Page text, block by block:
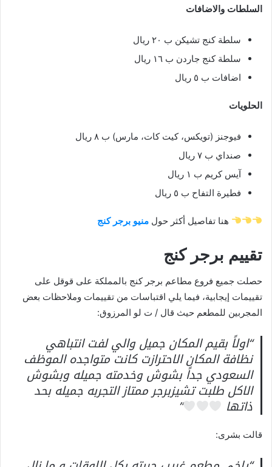
السلطات والاضافات
سلطة كنج تشيكن ب ٢٠ ريال
سلطة كنج جاردن ب ١٦ ريال
اضافات ب ٥ ريال
الحلويات
فيوجنز (تويكس، كيت كات، مارس) ب ٨ ريال
صنداي ب ٧ ريال
آيس كريم ب ١ ريال
فطيرة التفاح ب ٥ ريال
هنا تفاصيل أكثر حولمنيو برجر كنج
تقييم برجر كنج
حصلت جميع فروع مطاعم برجر كنج بالمملكة على قوقل على
تقييمات إيجابية، فيما يلي اقتباسات من تقييمات وملاحظات بعض
المجربين للمطعم حيث قال / ت لو المرزوق:
“اولاً بقيم المكان جميل والي لفت انتباهي
نظافة المكان الاحترازت كانت متواجده الموظف
السعودي جداً بشوش وخدمته جميله وبشوش
الاكل طلبت تشيزبرجر ممتاز التجربه جميله بحد
ذاتها ”
قالت بشرى: